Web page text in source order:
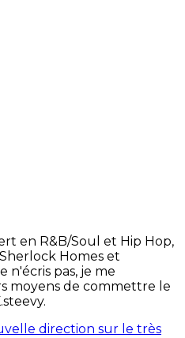
en R&B/Soul et Hip Hop,
Homes et
n'écris pas, je me
moyens de commettre le
direction sur le très